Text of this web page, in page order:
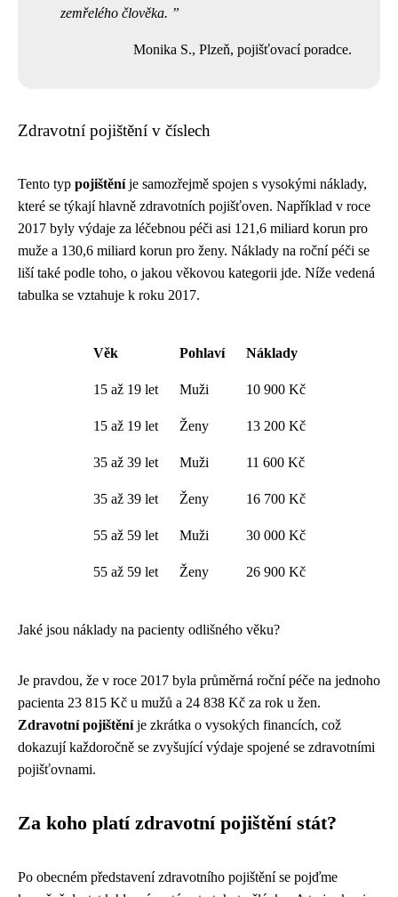
zemřelého člověka.
Monika S., Plzeň, pojišťovací poradce.
Zdravotní pojištění v číslech
Tento typ pojištěníje samozřejmě spojen s vysokými náklady,
které se týkají hlavně zdravotních pojišťoven. Například v roce
2017 byly výdaje za léčebnou péči asi 121,6 miliard korun pro
muže a 130,6 miliard korun pro ženy. Náklady na roční péči se
liší také podle toho, o jakou věkovou kategorii jde. Níže vedená
tabulka se vztahuje k roku 2017.
Věk Pohlaví Náklady
15 až 19 let Muži 10 900 Kč
15 až 19 let Ženy 13 200 Kč
35 až 39 let Muži 11 600 Kč
35 až 39 let Ženy 16 700 Kč
55 až 59 let Muži 30 000 Kč
55 až 59 let Ženy 26 900 Kč
Jaké jsou náklady na pacienty odlišného věku?
Je pravdou, že v roce 2017 byla průměrná roční péče na jednoho
pacienta 23 815 Kč u mužů a 24 838 Kč za rok u žen.
Zdravotní pojištěníje zkrátka o vysokých financích, což
dokazují každoročně se zvyšující výdaje spojené se zdravotními
pojišťovnami.
Za koho platí zdravotní pojištění stát?
Po obecném představení zdravotního pojištění se pojďme